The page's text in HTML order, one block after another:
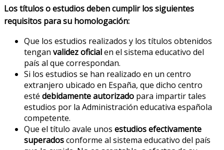
Los títulos o estudios deben cumplir los siguientes
requisitos para su homologación:
Que los estudios realizados y los títulos obtenidos
tengan validez oficialen el sistema educativo del
país al que correspondan.
Si los estudios se han realizado en un centro
extranjero ubicado en España, que dicho centro
esté debidamente autorizado para impartir tales
estudios por la Administración educativa española
competente.
Que el título avale unos estudios efectivamente
superadosconforme al sistema educativo del país